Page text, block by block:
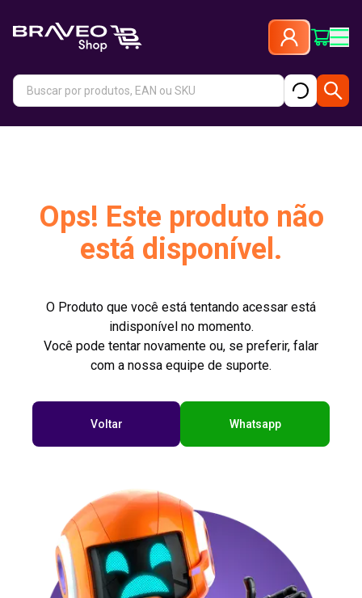
Ops! Este produto não
está disponível.
O Produto que você está tentando acessar está
indisponível no momento.
Você pode tentar novamente ou, se preferir, falar
com a nossa equipe de suporte.
Voltar Whatsapp